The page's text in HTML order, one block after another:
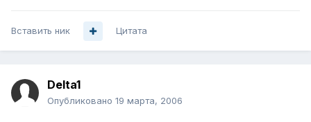
Вставить ник Цитата
Delta1
Опубликовано 19 марта, 2006